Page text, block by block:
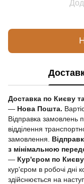
Доставка по Києву та
— Нова Пошта.
Відправка замовлень
відділення
замовлення.
з мінімальною
— Кур'єром по
кур'єром в робочі дні
здійснюється на